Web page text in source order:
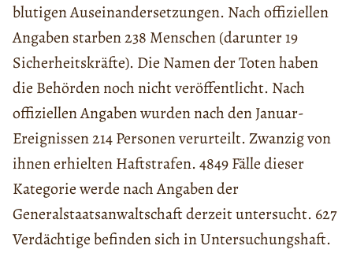
blutigen Auseinandersetzungen. Nach offiziellen
Angaben starben 238 Menschen (darunter 19
Sicherheitskräfte). Die Namen der Toten haben
die Behörden noch nicht veröffentlicht. Nach
offiziellen Angaben wurden nach den Januar-
Ereignissen 214 Personen verurteilt. Zwanzig von
ihnen erhielten Haftstrafen. 4849 Fälle dieser
Kategorie werde nach Angaben der
Generalstaatsanwaltschaft derzeit untersucht. 627
Verdächtige befinden sich in Untersuchungshaft.